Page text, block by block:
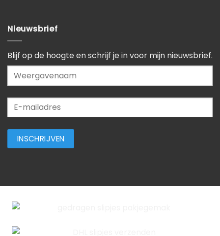
Nieuwsbrief
Blijf op de hoogte en schrijf je in voor mijn nieuwsbrief.